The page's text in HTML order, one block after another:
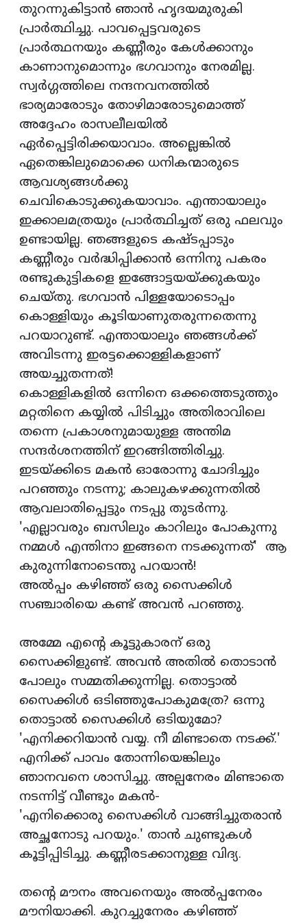
തുറന്നുകിട്ടാന്‍ ഞാന്‍ ഹൃദയമുരുകി
പ്രാര്‍ത്ഥിച്ചു. പാവപ്പെട്ടവരുടെ
പ്രാര്‍ത്ഥനയും കണ്ണീരും കേള്‍ക്കാനും
കാണാനുമൊന്നും ഭഗവാനും നേരമില്ല.
സ്വര്‍ഗ്ഗത്തിലെ നന്ദനവനത്തില്‍
ഭാര്യമാരോടും തോഴിമാരോടുമൊത്ത്
അദ്ദേഹം രാസലീലയില്‍
ഏര്‍പ്പെട്ടിരിക്കയാവാം. അല്ലെങ്കില്‍
ഏതെങ്കിലുമൊക്കെ ധനികന്മാരുടെ
ആവശ്യങ്ങള്‍ക്കു
ചെവികൊടുക്കുകയാവാം. എന്തായാലും
ഇക്കാലമത്രയും പ്രാര്‍ത്ഥിച്ചത് ഒരു ഫലവും
ഉണ്ടായില്ല. ഞങ്ങളുടെ കഷ്ടപ്പാടും
കണ്ണീരും വര്‍ദ്ധിപ്പിക്കാന്‍ ഒന്നിനു പകരം
രണ്ടുകുട്ടികളെ ഇങ്ങോട്ടയയ്ക്കുകയും
ചെയ്തു. ഭഗവാന്‍ പിള്ളയോടൊപ്പം
കൊള്ളിയും കൂടിയാണുതരുന്നതെന്നു
പറയാറുണ്ട്. എന്തായാലും ഞങ്ങള്‍ക്ക്
അവിടന്നു ഇരട്ടക്കൊള്ളികളാണ്
അയച്ചുതന്നത്!
കൊള്ളികളില്‍ ഒന്നിനെ ഒക്കത്തെടുത്തും
മറ്റതിനെ കയ്യില്‍ പിടിച്ചും അതിരാവിലെ
തന്നെ പ്രകാശനുമായുള്ള അന്തിമ
സന്ദര്‍ശനത്തിന് ഇറങ്ങിത്തിരിച്ചു.
ഇടയ്ക്കിടെ മകന്‍ ഓരോന്നു ചോദിച്ചും
പറഞ്ഞും നടന്നു; കാലുകഴക്കുന്നതില്‍
ആവലാതിപ്പെട്ടും നടപ്പു തുടര്‍ന്നു.
'എല്ലാവരും ബസിലും കാറിലും പോകുന്നു
നമ്മള്‍ എന്തിനാ ഇങ്ങനെ നടക്കുന്നത്' ആ
കുരുന്നിനോടെന്തു പറയാന്‍!
അല്‍പ്പം കഴിഞ്ഞ് ഒരു സൈക്കിള്‍
സഞ്ചാരിയെ കണ്ട് അവന്‍ പറഞ്ഞു.
അമ്മേ എന്റെ കൂട്ടുകാരന് ഒരു
സൈക്കിളുണ്ട്. അവന്‍ അതില്‍ തൊടാന്‍
പോലും സമ്മതിക്കുന്നില്ല. തൊട്ടാല്‍
സൈക്കിള്‍ ഒടിഞ്ഞുപോകുമത്രേ? ഒന്നു
തൊട്ടാല്‍ സൈക്കിള്‍ ഒടിയുമോ?
'എനിക്കറിയാന്‍ വയ്യ. നീ മിണ്ടാതെ നടക്ക്.'
എനിക്ക് പാവം തോന്നിയെങ്കിലും
ഞാനവനെ ശാസിച്ചു. അല്പനേരം മിണ്ടാതെ
നടന്നിട്ട് വീണ്ടും മകന്‍-
'എനിക്കൊരു സൈക്കിള്‍ വാങ്ങിച്ചുതരാന്‍
അച്ഛനോടു പറയും.' താന്‍ ചുണ്ടുകള്‍
കൂട്ടിപ്പിടിച്ചു. കണ്ണീരടക്കാനുള്ള വിദ്യ.
തന്റെ മൗനം അവനെയും അല്‍പ്പനേരം
മൗനിയാക്കി. കുറച്ചുനേരം കഴിഞ്ഞ്